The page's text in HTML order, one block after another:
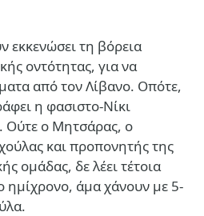
εκκενώσει τη βόρεια
οντότητας, για να
από τον Λίβανο. Οπότε,
η φασιστο-Νίκι
Ούτε ο Μητσάρας, ο
και προπονητής της
ομάδας, δε λέει τέτοια
ημίχρονο, άμα χάνουν με 5-